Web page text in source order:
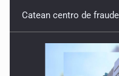
Catean centro de